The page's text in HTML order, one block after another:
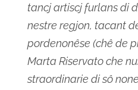
tancj artiscj furlans di
nestre regjon, tacant
pordenonêse (chê de
Marta Riservato che
straordinarie di sô